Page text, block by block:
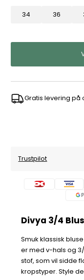
34 36
Gratis levering på
Trustpilot
Divya 3/4
Smuk klassisk
er med v-hals og
stof, som vil sidde
kropstyper. Style